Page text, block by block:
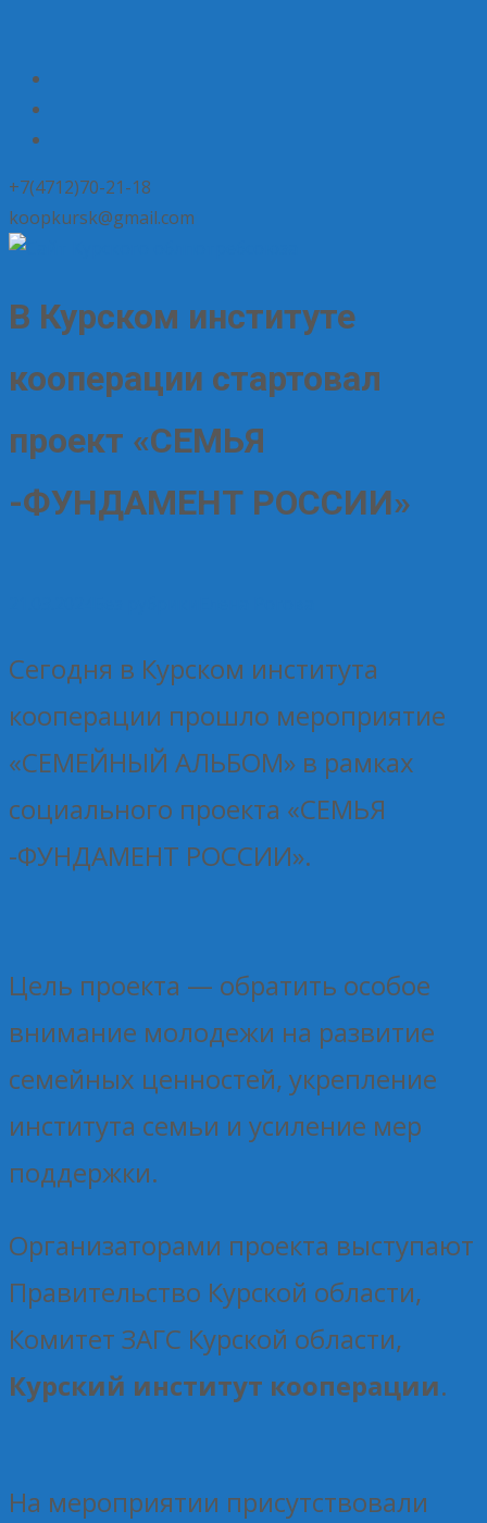
+7(4712)70-21-18
koopkursk@gmail.com
В Курском институте
кооперации стартовал
проект «СЕМЬЯ
-ФУНДАМЕНТ РОССИИ»
Сегодня в Курском института
кооперации прошло мероприятие
«СЕМЕЙНЫЙ АЛЬБОМ» в рамках
социального проекта «СЕМЬЯ
-ФУНДАМЕНТ РОССИИ».
Цель проекта — обратить особое
внимание молодежи на развитие
семейных ценностей, укрепление
института семьи и усиление мер
поддержки.
Организаторами проекта выступают
Правительство Курской области,
Комитет ЗАГС Курской области,
Курский институт кооперации.
На мероприятии присутствовали